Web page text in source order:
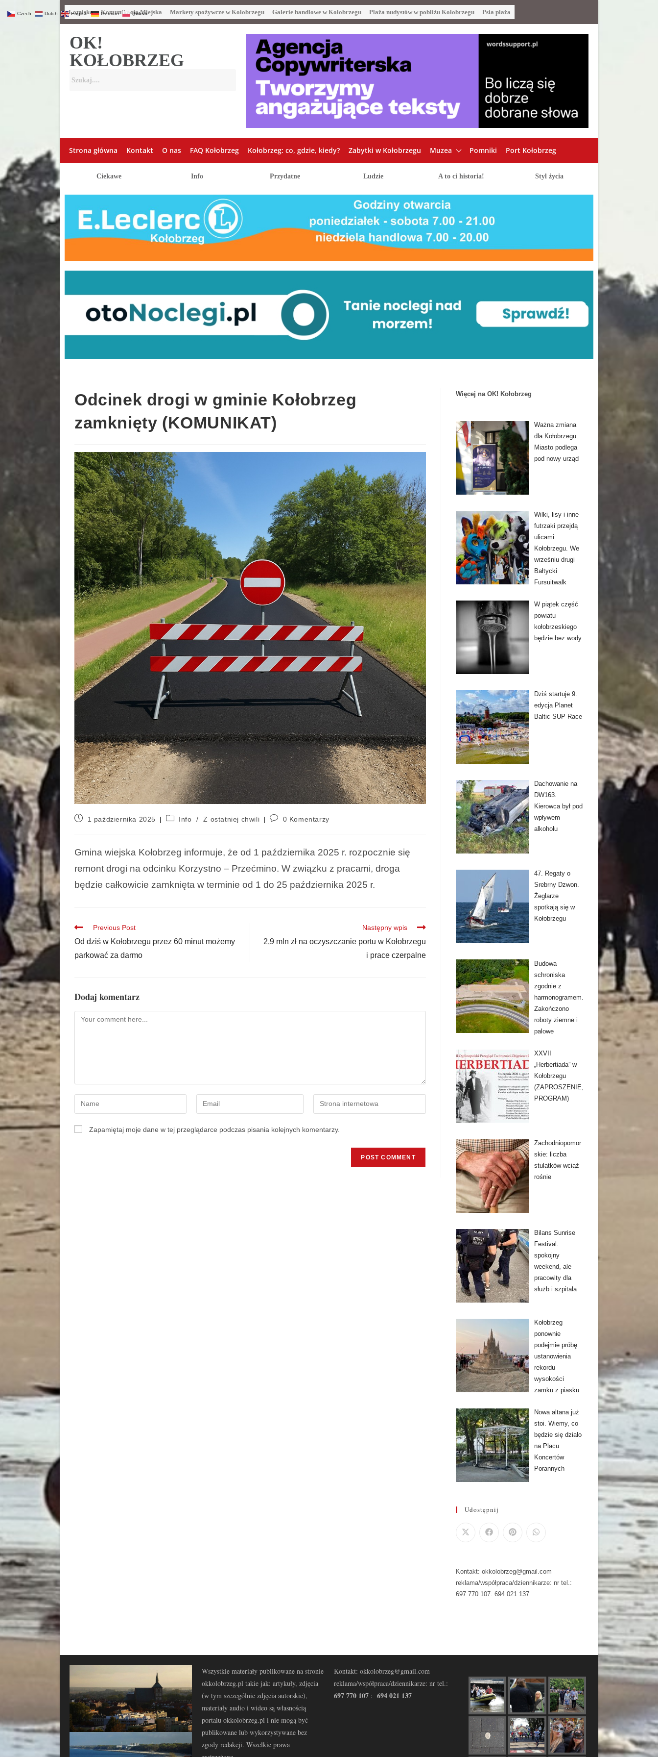
Lotnisko Komunikacja Miejska Markety spożywcze w Kołobrzegu Galerie handlowe w Kołobrzegu Plaża nudystów w pobliżu Kołobrzegu Psia plaża
OK!
KOŁOBRZEG
Strona główna Kontakt O nas FAQ Kołobrzeg Kołobrzeg: co, gdzie, kiedy? Zabytki w Kołobrzegu Muzea Pomniki Port Kołobrzeg
Ciekawe Info Przydatne Ludzie A to ci historia! Styl życia
Odcinek drogi w gminie Kołobrzeg
zamknięty (KOMUNIKAT)
1 października 2025 Info / Z ostatniej chwili 0 Komentarzy
Gmina wiejska Kołobrzeg informuje, że od 1 października 2025 r. rozpocznie się
remont drogi na odcinku Korzystno – Przećmino. W związku z pracami, droga
będzie całkowicie zamknięta w terminie od 1 do 25 października 2025 r.
Previous Post
Od dziś w Kołobrzegu przez 60 minut możemy
parkować za darmo
Następny wpis
2,9 mln zł na oczyszczanie portu w Kołobrzegu
i prace czerpalne
Dodaj komentarz
Zapamiętaj moje dane w tej przeglądarce podczas pisania kolejnych komentarzy.
Więcej na OK! Kołobrzeg
Ważna zmiana
dla Kołobrzegu.
Miasto podlega
pod nowy urząd
Wilki, lisy i inne
futrzaki przejdą
ulicami
Kołobrzegu. We
wrześniu drugi
Bałtycki
Fursuitwalk
W piątek część
powiatu
kołobrzeskiego
będzie bez wody
Dziś startuje 9.
edycja Planet
Baltic SUP Race
Dachowanie na
DW163.
Kierowca był pod
wpływem
alkoholu
47. Regaty o
Srebrny Dzwon.
Żeglarze
spotkają się w
Kołobrzegu
Budowa
schroniska
zgodnie z
harmonogramem.
Zakończono
roboty ziemne i
palowe
XXVII
„Herbertiada” w
Kołobrzegu
(ZAPROSZENIE,
PROGRAM)
Zachodniopomor
skie: liczba
stulatków wciąż
rośnie
Bilans Sunrise
Festival:
spokojny
weekend, ale
pracowity dla
służb i szpitala
Kołobrzeg
ponownie
podejmie próbę
ustanowienia
rekordu
wysokości
zamku z piasku
Nowa altana już
stoi. Wiemy, co
będzie się działo
na Placu
Koncertów
Porannych
Udostępnij
Kontakt: okkolobrzeg@gmail.com
reklama/współpraca/dziennikarze: nr tel.:
697 770 107: 694 021 137
Wszystkie materiały publikowane na stronie
okkolobrzeg.pl takie jak: artykuły, zdjęcia
(w tym szczególnie zdjęcia autorskie),
materiały audio i wideo są własnością
portalu okkolobrzeg.pl i nie mogą być
publikowane lub wykorzystywane bez
zgody redakcji. Wszelkie prawa
Kontakt: okkolobrzeg@gmail.com
reklama/współpraca/dziennikarze: nr tel.:
697 770 107 : 694 021 137
Czech Dutch English German Polish